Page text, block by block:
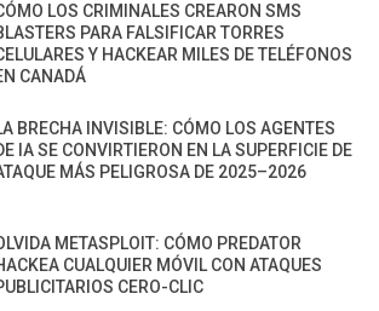
LOS CRIMINALES CREARON SMS
PARA FALSIFICAR TORRES
Y HACKEAR MILES DE TELÉFONOS
CANADÁ
BRECHA INVISIBLE: CÓMO LOS AGENTES
IA SE CONVIRTIERON EN LA SUPERFICIE DE
MÁS PELIGROSA DE 2025–2026
METASPLOIT: CÓMO PREDATOR
CUALQUIER MÓVIL CON ATAQUES
CERO-CLIC